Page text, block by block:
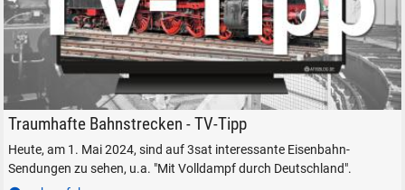
Dampflokomotive Baureihe 38 ÖGEG im Lokpark Ampflwang
Traumhafte Bahnstrecken - TV-Tipp
Heute, am 1. Mai 2024, sind auf 3sat interessante Eisenbahn-
Sendungen zu sehen, u.a. "Mit Volldampf durch Deutschland".